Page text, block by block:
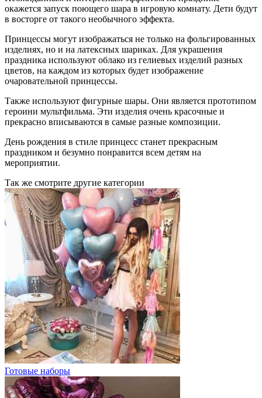
окажется запуск поющего шара в игровую комнату. Дети будут
в восторге от такого необычного эффекта.
Принцессы могут изображаться не только на фольгированных
изделиях, но и на латексных шариках. Для украшения
праздника используют облако из гелиевых изделий разных
цветов, на каждом из которых будет изображение
очаровательной принцессы.
Также используют фигурные шары. Они является прототипом
героини мультфильма. Эти изделия очень красочные и
прекрасно вписываются в самые разные композиции.
День рождения в стиле принцесс станет прекрасным
праздником и безумно понравится всем детям на
мероприятии.
Так же смотрите другие категории
Готовые наборы